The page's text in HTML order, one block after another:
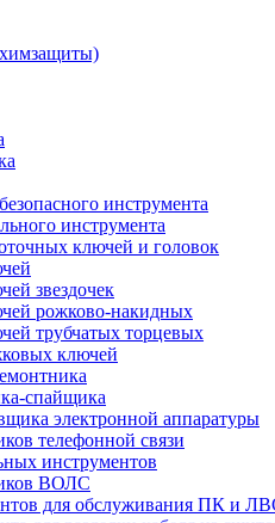
инструмента
инструмента
ключей и головок
звездочек
рожково-накидных
трубчатых торцевых
ключей
спайщика
электронной аппаратуры
телефонной связи
инструментов
ВОЛС
для обслуживания ПК и